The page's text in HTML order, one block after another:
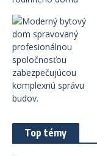
Top témy